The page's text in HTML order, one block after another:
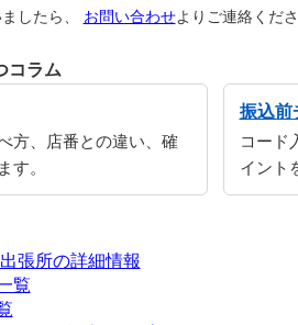
したら、 お問い合わせよりご連絡くださ
コラム
方、店番との違い、確
す。
振込前
コード
イント
張所の詳細情報
覧